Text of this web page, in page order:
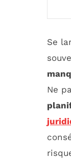
Se
Ne